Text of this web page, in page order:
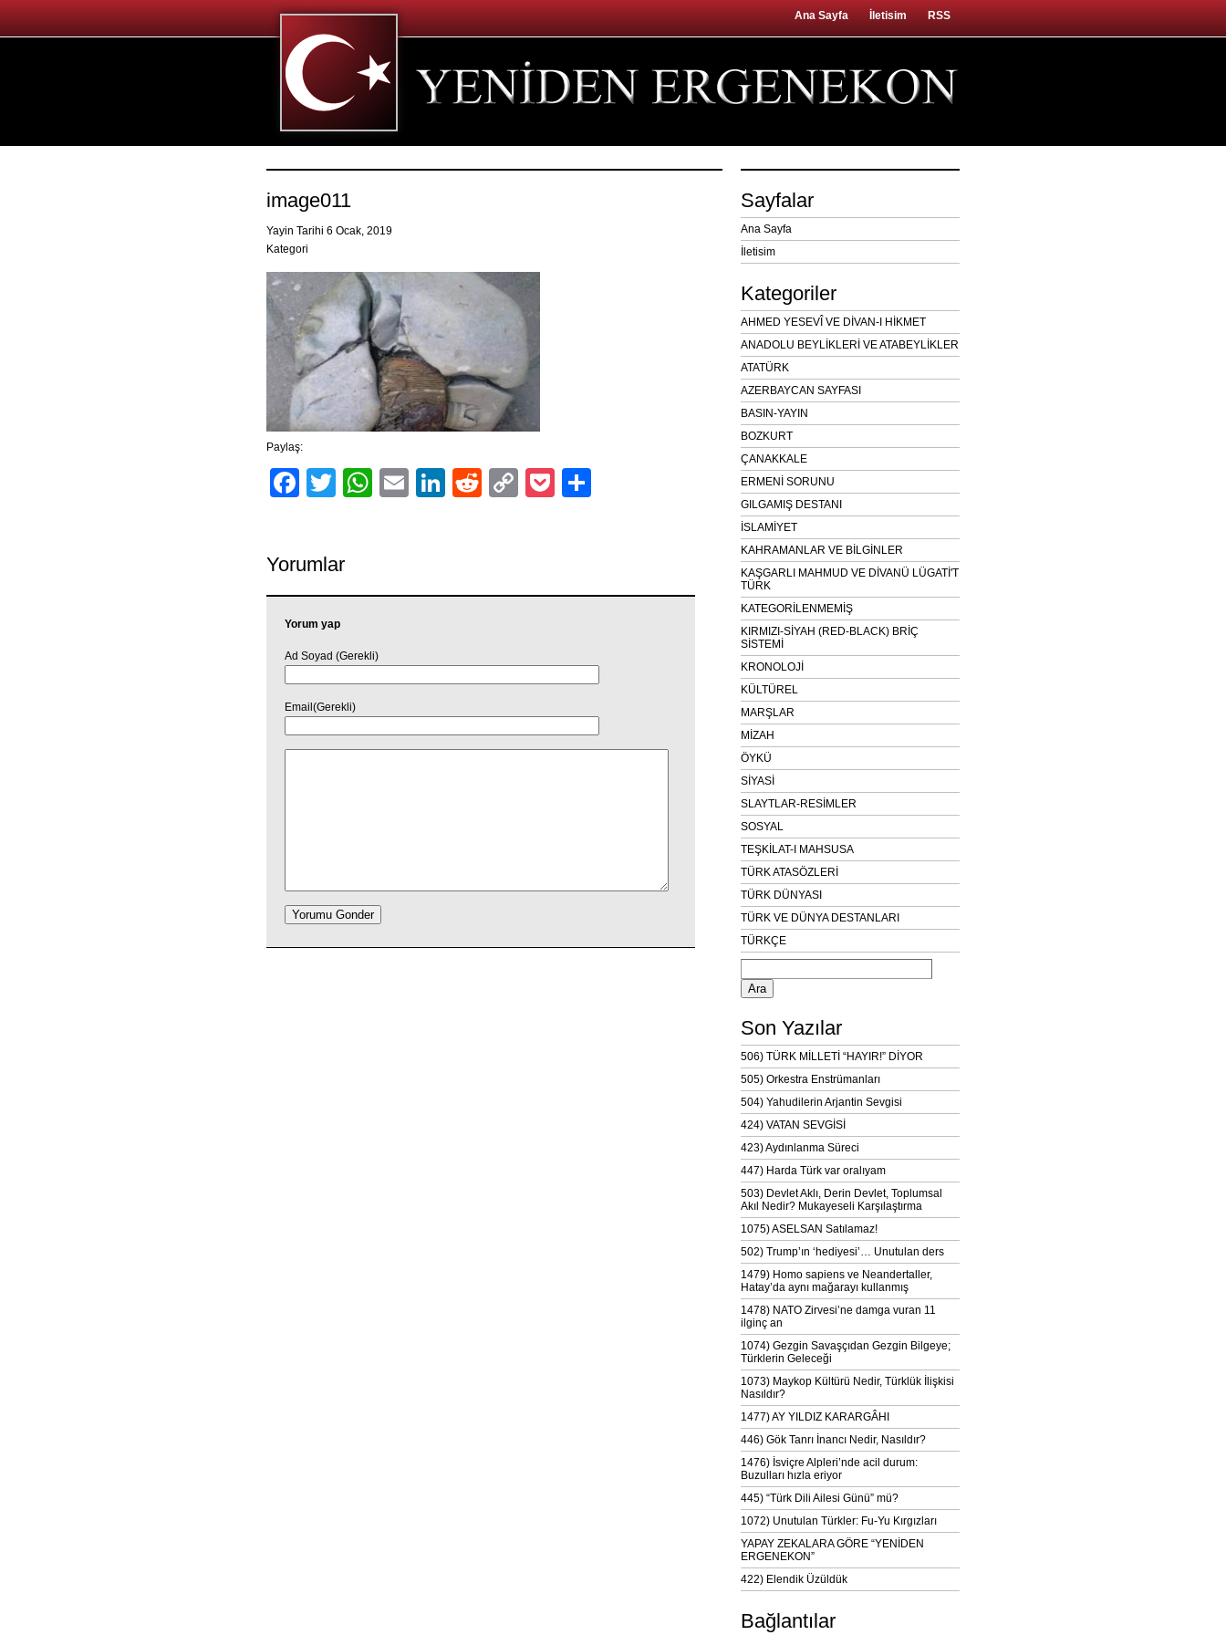
Ana Sayfa İletisim RSS
image011
Yayin Tarihi 6 Ocak, 2019
Kategori
Paylaş:
Facebook
TwitterWhatsApp
EmailLinkedIn
RedditCopyPocket
Yorumlar
Yorum yap
Ad Soyad (Gerekli)
Email(Gerekli)
Sayfalar
Ana Sayfa
İletisim
Kategoriler
AHMED YESEVÎ VE DİVAN-I HİKMET
ANADOLU BEYLİKLERİ VE ATABEYLİKLER
ATATÜRK
AZERBAYCAN SAYFASI
BASIN-YAYIN
BOZKURT
ÇANAKKALE
ERMENİ SORUNU
GILGAMIŞ DESTANI
İSLAMİYET
KAHRAMANLAR VE BİLGİNLER
KAŞGARLI MAHMUD VE DİVANÜ LÜGATİ'T
TÜRK
KATEGORİLENMEMİŞ
KIRMIZI-SİYAH (RED-BLACK) BRİÇ
SİSTEMİ
KRONOLOJİ
KÜLTÜREL
MARŞLAR
MİZAH
ÖYKÜ
SİYASİ
SLAYTLAR-RESİMLER
SOSYAL
TEŞKİLAT-I MAHSUSA
TÜRK ATASÖZLERİ
TÜRK DÜNYASI
TÜRK VE DÜNYA DESTANLARI
TÜRKÇE
Arama:
Son Yazılar
506) TÜRK MİLLETİ “HAYIR!” DİYOR
505) Orkestra Enstrümanları
504) Yahudilerin Arjantin Sevgisi
424) VATAN SEVGİSİ
423) Aydınlanma Süreci
447) Harda Türk var oralıyam
503) Devlet Aklı, Derin Devlet, Toplumsal
Akıl Nedir? Mukayeseli Karşılaştırma
1075) ASELSAN Satılamaz!
502) Trump’ın ‘hediyesi’… Unutulan ders
1479) Homo sapiens ve Neandertaller,
Hatay’da aynı mağarayı kullanmış
1478) NATO Zirvesi’ne damga vuran 11
ilginç an
1074) Gezgin Savaşçıdan Gezgin Bilgeye;
Türklerin Geleceği
1073) Maykop Kültürü Nedir, Türklük İlişkisi
Nasıldır?
1477) AY YILDIZ KARARGÂHI
446) Gök Tanrı İnancı Nedir, Nasıldır?
1476) İsviçre Alpleri’nde acil durum:
Buzulları hızla eriyor
445) “Türk Dili Ailesi Günü” mü?
1072) Unutulan Türkler: Fu-Yu Kırgızları
YAPAY ZEKALARA GÖRE “YENİDEN
ERGENEKON”
422) Elendik Üzüldük
Bağlantılar